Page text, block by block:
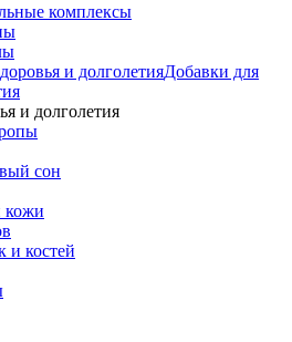
комплексы
Добавки для
и долголетия
сон
кожи
и костей